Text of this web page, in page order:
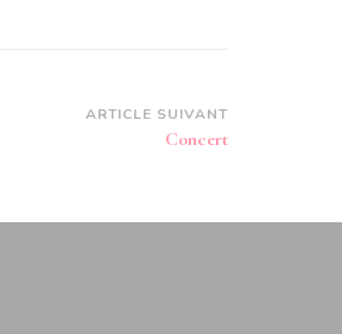
ARTICLE SUIVANT
Concert